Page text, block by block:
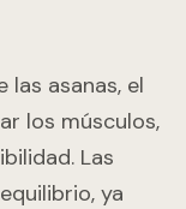
asanas, el
los músculos,
Las
ya